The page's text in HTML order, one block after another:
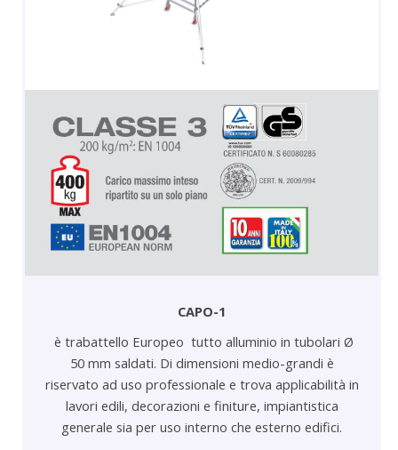
CAPO-1
è trabattello Europeo tutto alluminio in tubolari Ø
50 mm saldati. Di dimensioni medio-grandi è
riservato ad uso professionale e trova applicabilità in
lavori edili, decorazioni e finiture, impiantistica
generale sia per uso interno che esterno edifici.